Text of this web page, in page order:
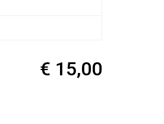
€ 15,00